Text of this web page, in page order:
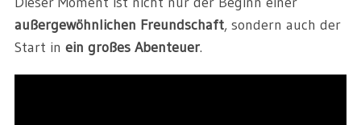
außergewöhnlichen Freundschaft, sondern auch der
Start in ein großes Abenteuer.